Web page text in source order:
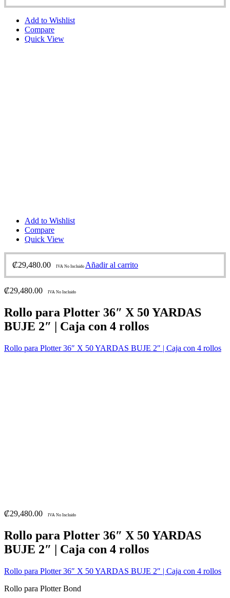
Add to Wishlist
Compare
Quick View
Add to Wishlist
Compare
Quick View
₡29,480.00 IVA No Incluido Añadir al carrito
₡29,480.00 IVA No Incluido
Rollo para Plotter 36″ X 50 YARDAS
BUJE 2″ | Caja con 4 rollos
Rollo para Plotter 36″ X 50 YARDAS BUJE 2″ | Caja con 4 rollos
₡29,480.00 IVA No Incluido
Rollo para Plotter 36″ X 50 YARDAS
BUJE 2″ | Caja con 4 rollos
Rollo para Plotter 36″ X 50 YARDAS BUJE 2″ | Caja con 4 rollos
Rollo para Plotter Bond